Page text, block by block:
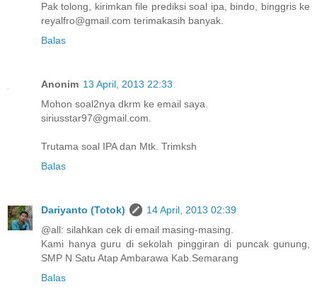
Pak tolong, kirimkan file prediksi soal ipa, bindo, binggris ke
reyalfro@gmail.com terimakasih banyak.
Balas
Anonim 13 April, 2013 22:33
Mohon soal2nya dkrm ke email saya.
siriusstar97@gmail.com.
Trutama soal IPA dan Mtk. Trimksh
Balas
Dariyanto (Totok)
14 April, 2013 02:39
@all: silahkan cek di email masing-masing.
Kami hanya guru di sekolah pinggiran di puncak gunung,
SMP N Satu Atap Ambarawa Kab.Semarang
Balas